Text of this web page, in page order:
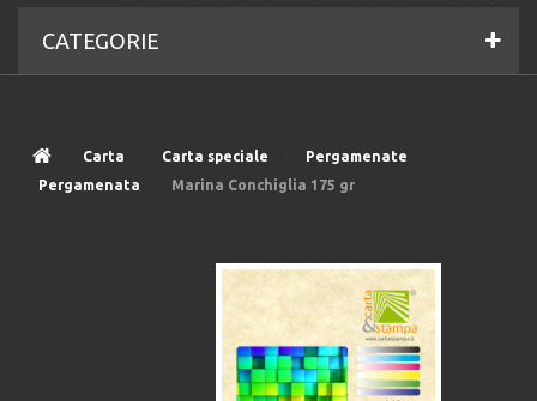
CATEGORIE
Carta Carta speciale
Pergamenate
Pergamenata
Marina Conchiglia 175 gr